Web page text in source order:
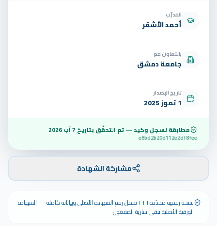
المدرّب
أحمد الأشقر
بالتعاون مع
جامعة دمشق
تاريخ الإصدار
1 تموز 2025
مطابقة لسجل وكيد — تم التحقّق بتاريخ 7 آب 2026
e8bd2b20d112e2df8fee
مشاركة الشهادة
نسخة رقمية مجدَّدة ٢٠٢٦ تحمل رقم الشهادة الأصلي وبياناته كاملة — الشهادة
الورقية الأصلية تبقى سارية المفعول.